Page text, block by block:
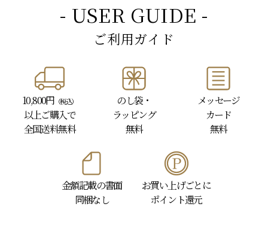
- USER GUIDE -
ご利用ガイド
10,800円 （税込）
以上ご購入で
全国送料無料
のし袋・
ラッピング
無料
メッセージ
カード
無料
金額記載の書面
同梱なし
お買い上げごとに
ポイント還元